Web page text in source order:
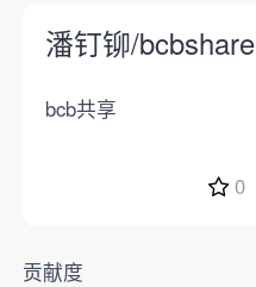
潘钉铆/bcbshare
bcb共享
0
贡献度